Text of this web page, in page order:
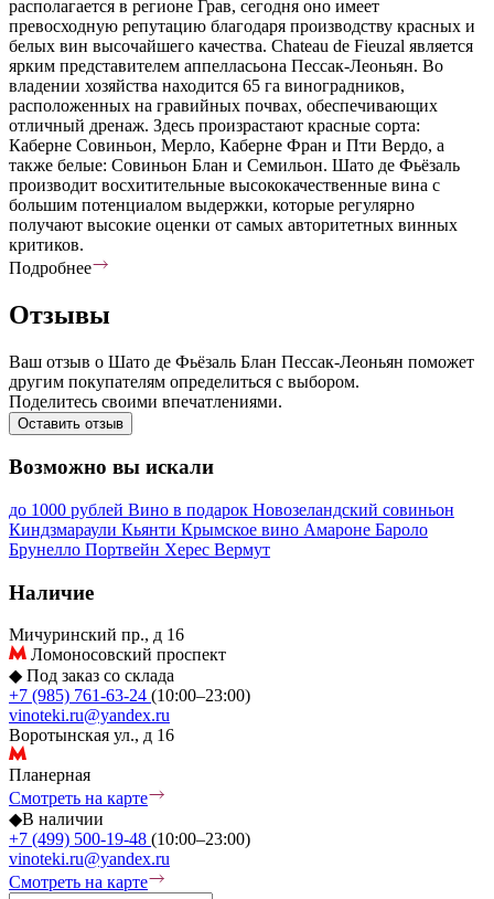
располагается в регионе Грав, сегодня оно имеет
превосходную репутацию благодаря производству красных и
белых вин высочайшего качества. Chateau de Fieuzal является
ярким представителем аппелласьона Пессак-Леоньян. Во
владении хозяйства находится 65 га виноградников,
расположенных на гравийных почвах, обеспечивающих
отличный дренаж. Здесь произрастают красные сорта:
Каберне Совиньон, Мерло, Каберне Фран и Пти Вердо, а
также белые: Совиньон Блан и Семильон. Шато де Фьёзаль
производит восхитительные высококачественные вина с
большим потенциалом выдержки, которые регулярно
получают высокие оценки от самых авторитетных винных
критиков.
Подробнее
Отзывы
Ваш отзыв о Шато де Фьёзаль Блан Пессак-Леоньян поможет
другим покупателям определиться с выбором.
Поделитесь своими впечатлениями.
Оставить отзыв
Возможно вы искали
до 1000 рублей Вино в подарок Новозеландский совиньон
Киндзмараули Кьянти Крымское вино Амароне Бароло
Брунелло Портвейн Херес Вермут
Наличие
Мичуринский пр., д 16
Ломоносовский проспект
◆ Под заказ со склада
+7 (985) 761-63-24 (10:00–23:00)
vinoteki.ru@yandex.ru
Воротынская ул., д 16
Планерная
Смотреть на карте
◆В наличии
+7 (499) 500-19-48 (10:00–23:00)
vinoteki.ru@yandex.ru
Смотреть на карте